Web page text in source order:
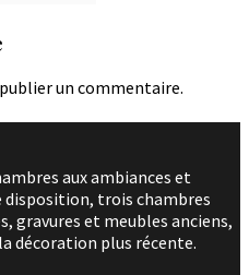
un commentaire.
aux ambiances et
disposition, trois chambres
gravures et meubles anciens,
décoration plus récente.